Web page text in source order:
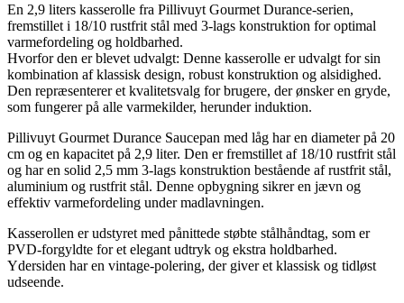
En 2,9 liters kasserolle fra Pillivuyt Gourmet Durance-serien,
fremstillet i 18/10 rustfrit stål med 3-lags konstruktion for optimal
varmefordeling og holdbarhed.
Hvorfor den er blevet udvalgt: Denne kasserolle er udvalgt for sin
kombination af klassisk design, robust konstruktion og alsidighed.
Den repræsenterer et kvalitetsvalg for brugere, der ønsker en gryde,
som fungerer på alle varmekilder, herunder induktion.
Pillivuyt Gourmet Durance Saucepan med låg har en diameter på 20
cm og en kapacitet på 2,9 liter. Den er fremstillet af 18/10 rustfrit stål
og har en solid 2,5 mm 3-lags konstruktion bestående af rustfrit stål,
aluminium og rustfrit stål. Denne opbygning sikrer en jævn og
effektiv varmefordeling under madlavningen.
Kasserollen er udstyret med pånittede støbte stålhåndtag, som er
PVD-forgyldte for et elegant udtryk og ekstra holdbarhed.
Ydersiden har en vintage-polering, der giver et klassisk og tidløst
udseende.